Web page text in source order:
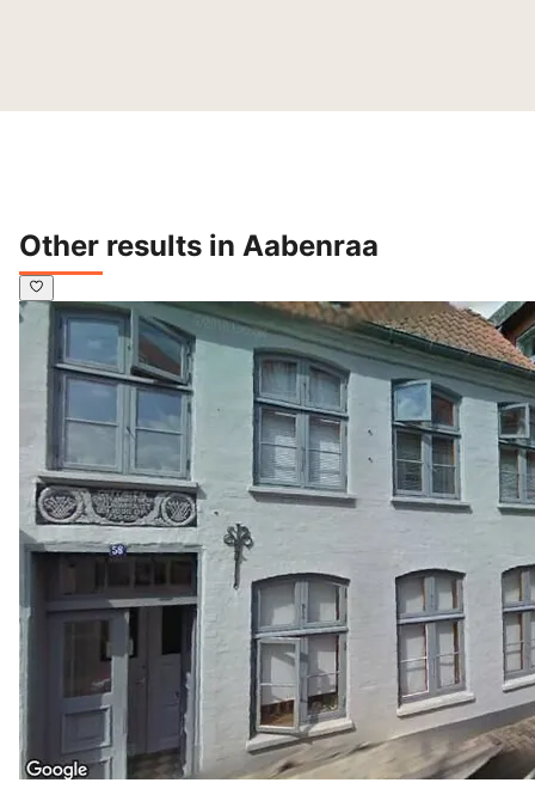
Other results in Aabenraa